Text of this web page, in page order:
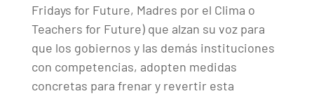
Fridays for Future, Madres por el Clima o
Teachers for Future) que alzan su voz para
que los gobiernos y las demás instituciones
con competencias, adopten medidas
concretas para frenar y revertir esta